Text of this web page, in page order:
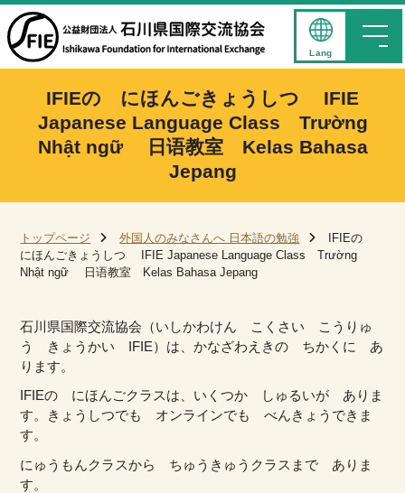
Lang
IFIEの にほんごきょうしつ IFIE
Japanese Language Class Trường
Nhật ngữ 日语教室 Kelas Bahasa
Jepang
トップページ 外国人のみなさんへ 日本語の勉強
IFIEの
にほんごきょうしつ IFIE Japanese Language Class Trường
Nhật ngữ 日语教室 Kelas Bahasa Jepang
石川県国際交流協会（いしかわけん こくさい こうりゅ
う きょうかい IFIE）は、かなざわえきの ちかくに あ
ります。
IFIEの にほんごクラスは、いくつか しゅるいが ありま
す。きょうしつでも オンラインでも べんきょうできま
す。
にゅうもんクラスから ちゅうきゅうクラスまで ありま
す。